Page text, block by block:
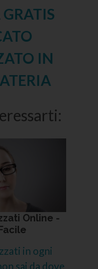
IN
Online -
in ogni
sai da dove